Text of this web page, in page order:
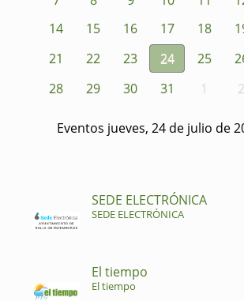
14
15 16 17 18
21
22 23 24 25
28
29 30 31 1 2
Eventos jueves, 24 de julio de
SEDE ELECTRÓNICA
SEDE ELECTRÓNICA
El tiempo
El tiempo